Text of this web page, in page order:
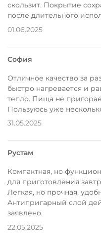
скользит. Покрытие
после длительного
01.06.2025
София
Отличное качество за
быстро нагревается и
тепло. Пища не
Пользуюсь уже
31.05.2025
Рустам
Компактная, но
для приготовления
Легкая, но прочная,
Антипригарный слой
заявлено.
22.05.2025